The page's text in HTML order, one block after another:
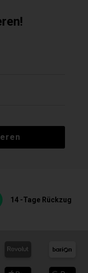
14 -Tage Rückzug